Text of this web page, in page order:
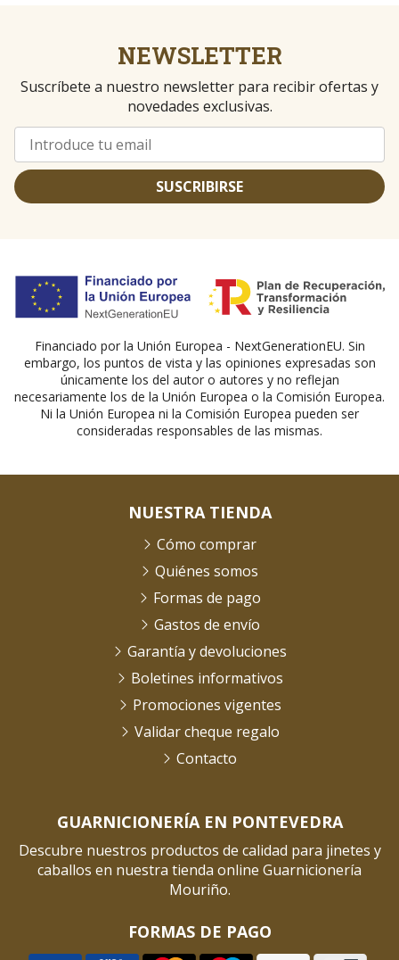
NEWSLETTER
Suscríbete a nuestro newsletter para recibir ofertas y
novedades exclusivas.
SUSCRIBIRSE
Financiado por la Unión Europea - NextGenerationEU. Sin
embargo, los puntos de vista y las opiniones expresadas son
únicamente los del autor o autores y no reflejan
necesariamente los de la Unión Europea o la Comisión Europea.
Ni la Unión Europea ni la Comisión Europea pueden ser
consideradas responsables de las mismas.
GUARNICIONERÍA EN PONTEVEDRA
Descubre nuestros productos de calidad para jinetes y
caballos en nuestra tienda online Guarnicionería
Mouriño.
FORMAS DE PAGO
NUESTRA TIENDA
Cómo comprar
Quiénes somos
Formas de pago
Gastos de envío
Garantía y devoluciones
Boletines informativos
Promociones vigentes
Validar cheque regalo
Contacto